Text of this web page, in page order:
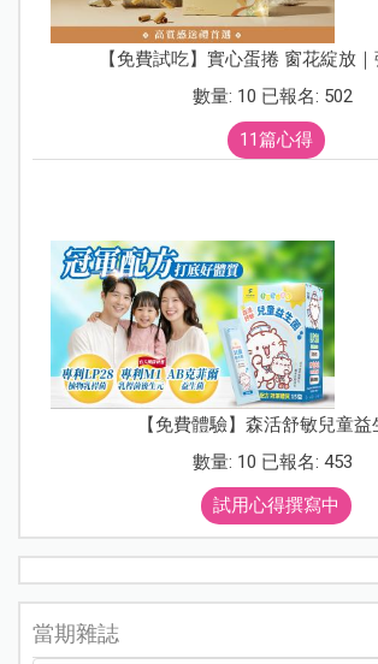
【免費試吃】實心蛋捲 窗花綻放
數量: 10 已報名: 502
11篇心得
【免費體驗】森活舒敏兒童益
數量: 10 已報名: 453
試用心得撰寫中
當期雜誌